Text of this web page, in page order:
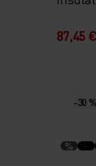
87,45 €
-30 %
%